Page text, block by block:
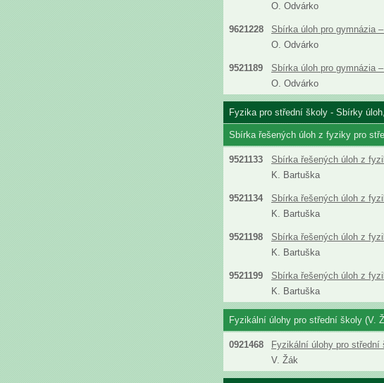
O. Odvárko
9621228
Sbírka úloh pro gymnázia
O. Odvárko
9521189
Sbírka úloh pro gymnázia
O. Odvárko
Fyzika pro střední školy - Sbírky
Sbírka řešených úloh z fyziky pro
9521133
Sbírka řešených úloh z
K. Bartuška
9521134
Sbírka řešených úloh z
K. Bartuška
9521198
Sbírka řešených úloh z
K. Bartuška
9521199
Sbírka řešených úloh z
K. Bartuška
Fyzikální úlohy pro střední školy (V.
0921468
Fyzikální úlohy pro střední
V. Žák